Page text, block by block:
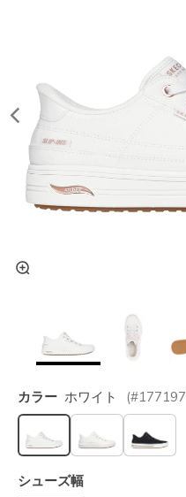
カラー ホワイト (#177197
選択されました
シューズ幅